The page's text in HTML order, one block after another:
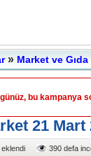
» Market ve Gıda
bu kampanya
21 Mart
390 defa